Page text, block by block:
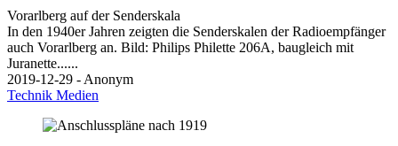
Vorarlberg auf der Senderskala
In den 1940er Jahren zeigten die Senderskalen der Radioempfänger
auch Vorarlberg an. Bild: Philips Philette 206A, baugleich mit
Juranette......
2019-12-29 - Anonym
Technik Medien